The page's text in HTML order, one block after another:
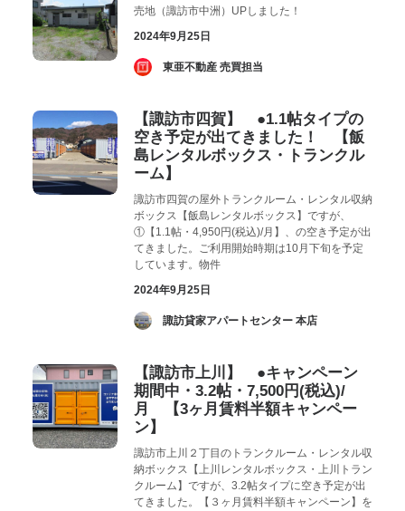
売地（諏訪市中洲）UPしました！
2024年9月25日
­ 東亜不動産 売買担当
【諏訪市四賀】 ●1.1帖タイプの
空き予定が出てきました！ 【飯
島レンタルボックス・トランクル
ーム】
諏訪市四賀の屋外トランクルーム・レンタル収納
ボックス【飯島レンタルボックス】ですが、
①【1.1帖・4,950円(税込)/月】、の空き予定が出
てきました。ご利用開始時期は10月下旬を予定
しています。物件
2024年9月25日
­ 諏訪貸家アパートセンター 本店
【諏訪市上川】 ●キャンペーン
期間中・3.2帖・7,500円(税込)/
月 【3ヶ月賃料半額キャンペー
ン】
諏訪市上川２丁目のトランクルーム・レンタル収
納ボックス【上川レンタルボックス・上川トラン
クルーム】ですが、3.2帖タイプに空き予定が出
てきました。【３ヶ月賃料半額キャンペーン】を